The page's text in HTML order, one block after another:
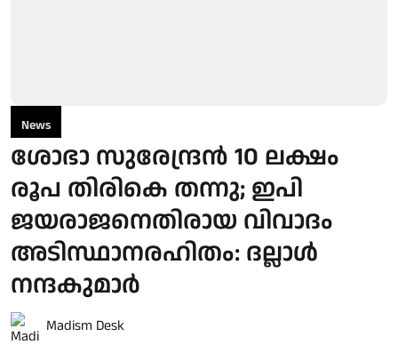
News
ശോഭാ സുരേന്ദ്രന്‍ 10 ലക്ഷം
രൂപ തിരികെ തന്നു; ഇപി
ജയരാജനെതിരായ വിവാദം
അടിസ്ഥാനരഹിതം: ദല്ലാള്‍
നന്ദകുമാര്‍
Madism Desk